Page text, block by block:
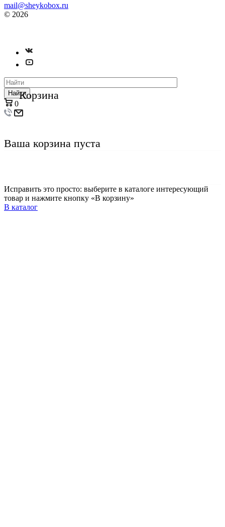
mail@sheykobox.ru
© 2026
Найти
0
Корзина
Ваша корзина пуста
Исправить это просто: выберите в каталоге интересующий
товар и нажмите кнопку «В корзину»
В каталог